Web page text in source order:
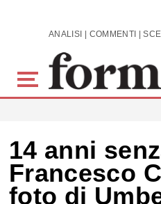
Skip to main content
14 anni
Francesco
foto di